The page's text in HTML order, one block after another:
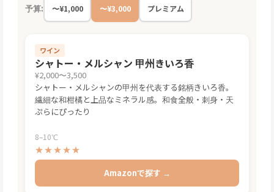
予算: 〜¥1,000 〜¥3,000 プレミアム
ワイン
シャトー・メルシャン 甲州きいろ香
¥2,000〜3,500
シャトー・メルシャンの甲州を代表する銘柄きいろ香。
繊細な和柑橘と上品なミネラル感。和食全般・刺身・天
ぷらにぴったり
8–10℃
★★★★★
Amazonで探す →